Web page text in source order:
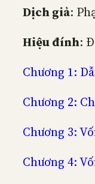
Dịch giả:
Hiệu đính:
Chương 1:
Chương 2:
Chương 3:
Chương 4: